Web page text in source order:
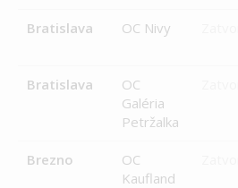
Bratislava OC Nivy
Bratislava
OC
Galéria
Petržalka
Brezno
OC
Kaufland